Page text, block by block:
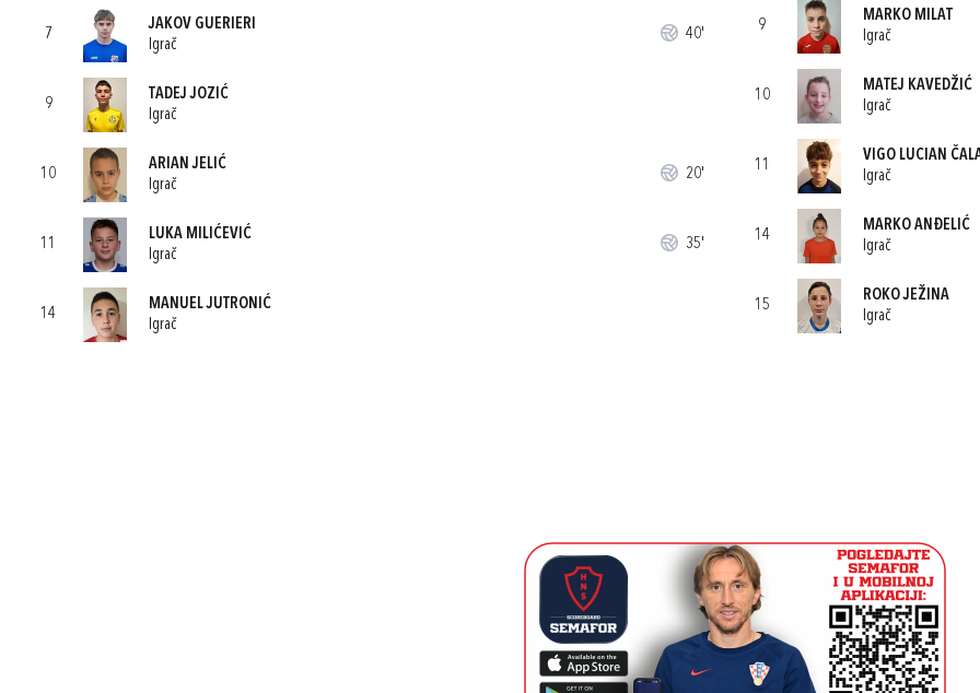
7
JAKOV GUERIERI
Igrač
40'
9
TADEJ JOZIĆ
Igrač
10
ARIAN JELIĆ
Igrač
20'
11
LUKA MILIĆEVIĆ
Igrač
35'
14
MANUEL JUTRONIĆ
Igrač
9
MARKO MILAT
Igrač
10
MATEJ KAVEDŽIĆ
Igrač
11
VIGO LUCIAN
Igrač
14
MARKO ANĐELIĆ
Igrač
15
ROKO JEŽINA
Igrač